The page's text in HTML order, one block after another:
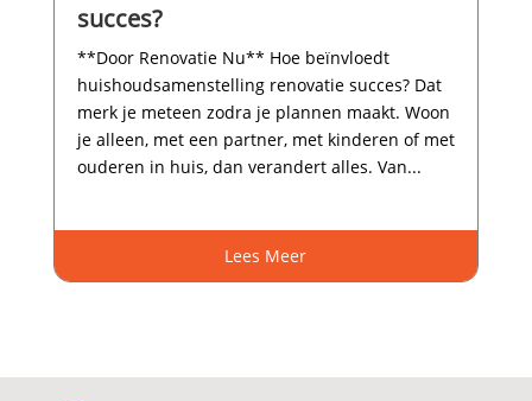
succes?
**Door Renovatie Nu** Hoe beïnvloedt
huishoudsamenstelling renovatie succes? Dat
merk je meteen zodra je plannen maakt.​ Woon
je alleen, met een partner, met kinderen of met
ouderen in huis, dan verandert alles.​ Van...
Lees Meer